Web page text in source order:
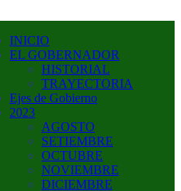
2023
INICIO
EL GOBERNADOR
HISTORIAL
TRAYECTORIA
Ejes de Gobierno
2023
AGOSTO
SETIEMBRE
OCTUBRE
NOVIEMBRE
DICIEMBRE